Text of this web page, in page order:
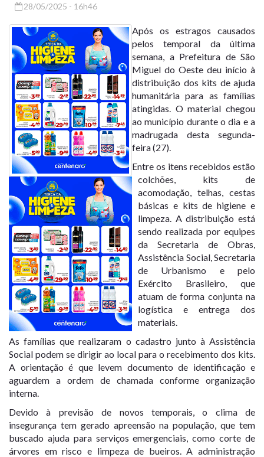
28/05/2025 - 16h46
Após os estragos causados
pelos temporal da última
semana, a Prefeitura de São
Miguel do Oeste deu início à
distribuição dos kits de ajuda
humanitária para as famílias
atingidas. O material chegou
ao município durante o dia e a
madrugada desta segunda-
feira (27).
Entre os itens recebidos estão
colchões, kits de
acomodação, telhas, cestas
básicas e kits de higiene e
limpeza. A distribuição está
sendo realizada por equipes
da Secretaria de Obras,
Assistência Social, Secretaria
de Urbanismo e pelo
Exército Brasileiro, que
atuam de forma conjunta na
logística e entrega dos
materiais.
As famílias que realizaram o cadastro junto à Assistência
Social podem se dirigir ao local para o recebimento dos kits.
A orientação é que levem documento de identificação e
aguardem a ordem de chamada conforme organização
interna.
Devido à previsão de novos temporais, o clima de
insegurança tem gerado apreensão na população, que tem
buscado ajuda para serviços emergenciais, como corte de
árvores em risco e limpeza de bueiros. A administração